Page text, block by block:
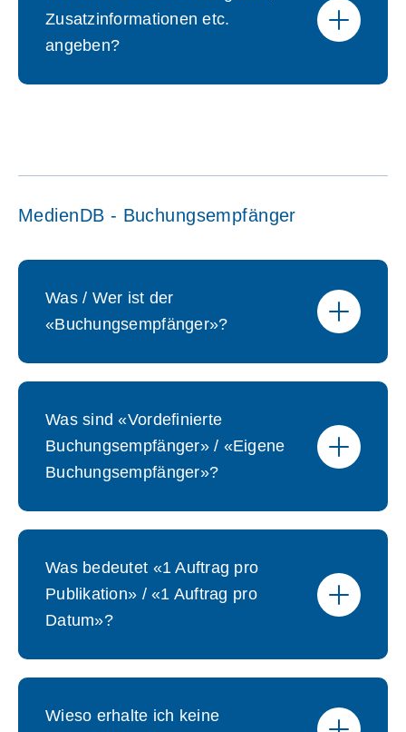
Zusatzinformationen etc.
angeben?
MedienDB - Buchungsempfänger
Was / Wer ist der
«Buchungsempfänger»?
Was sind «Vordefinierte
Buchungsempfänger» / «Eigene
Buchungsempfänger»?
Was bedeutet «1 Auftrag pro
Publikation» / «1 Auftrag pro
Datum»?
Wieso erhalte ich keine